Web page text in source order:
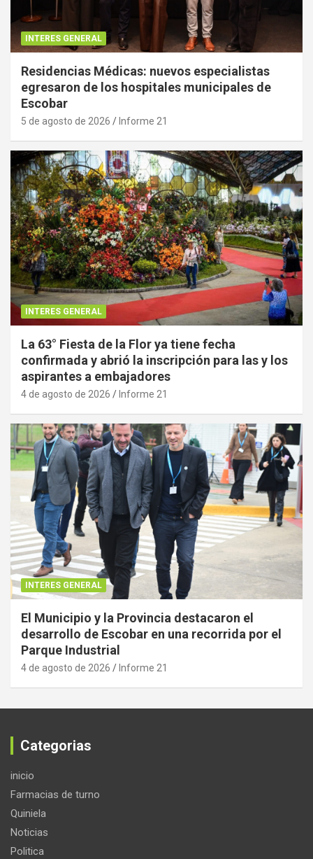
INTERES GENERAL
Residencias Médicas: nuevos especialistas
egresaron de los hospitales municipales de
Escobar
5 de agosto de 2026 Informe 21
INTERES GENERAL
La 63° Fiesta de la Flor ya tiene fecha
confirmada y abrió la inscripción para las y los
aspirantes a embajadores
4 de agosto de 2026 Informe 21
INTERES GENERAL
El Municipio y la Provincia destacaron el
desarrollo de Escobar en una recorrida por el
Parque Industrial
4 de agosto de 2026 Informe 21
Categorias
inicio
Farmacias de turno
Quiniela
Noticias
Politica